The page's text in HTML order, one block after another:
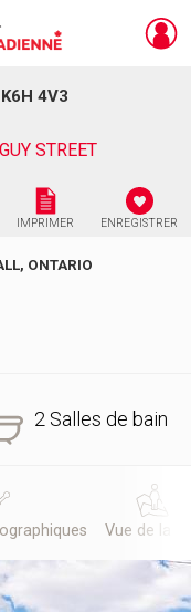
4V3
STREET
IMPRIMER ENREGISTRER
ONTARIO
2 Salles de bain
Vue de la